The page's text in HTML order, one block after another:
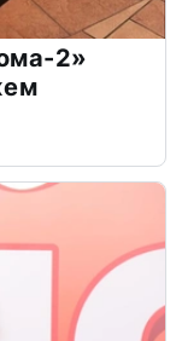
2»